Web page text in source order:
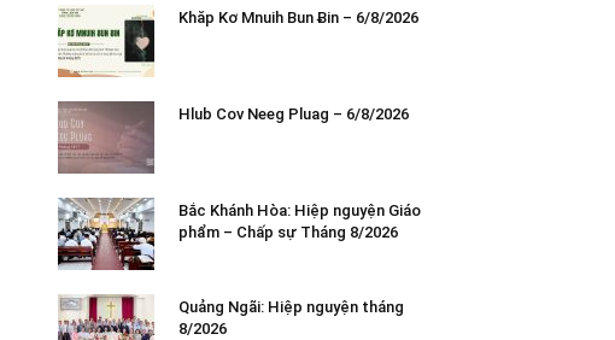
Khăp Kơ Mnuih Bun Ƀin – 6/8/2026
Hlub Cov Neeg Pluag – 6/8/2026
Bắc Khánh Hòa: Hiệp nguyện Giáo
phẩm – Chấp sự Tháng 8/2026
Quảng Ngãi: Hiệp nguyện tháng
8/2026